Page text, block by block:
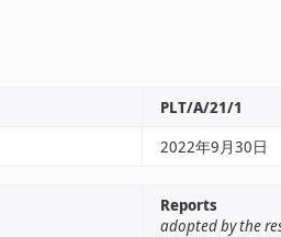
PLT/A/21/1
2022年9月30日
Reports
adopted by the